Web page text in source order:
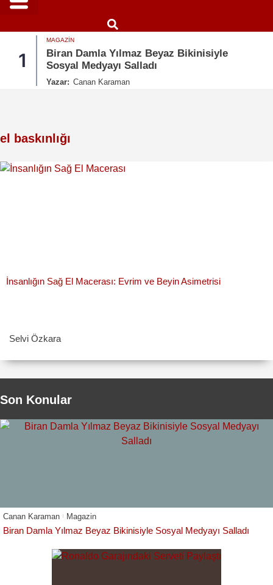
1
MAGAZIN
Biran Damla Yılmaz Beyaz Bikinisiyle
Sosyal Medyayı Salladı
Yazar: Canan Karaman
el baskınlığı
İnsanlığın Sağ El Macerası: Evrim ve Beyin Asimetrisi
Selvi Özkara
Son Konular
Canan Karaman Magazin
Biran Damla Yılmaz Beyaz Bikinisiyle Sosyal Medyayı Salladı